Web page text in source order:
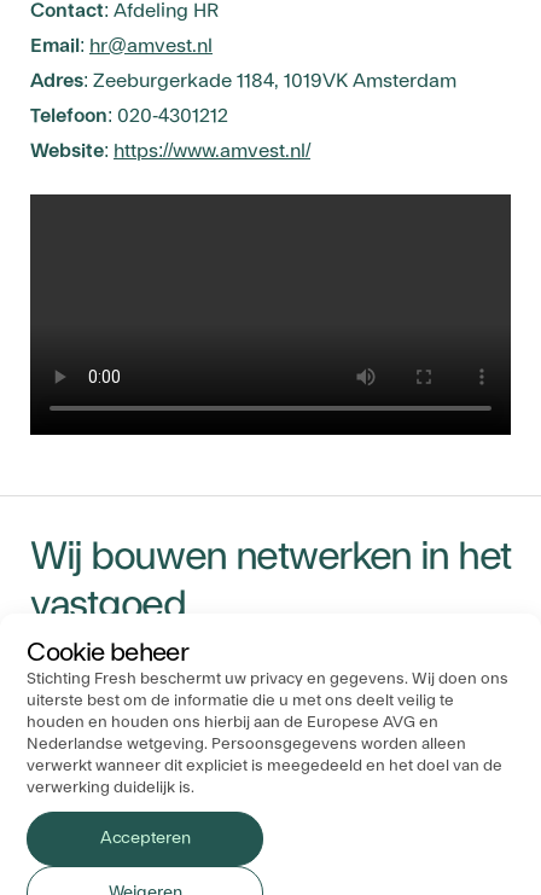
Cookie beheer
Stichting Fresh beschermt uw privacy en gegevens. Wij doen ons
uiterste best om de informatie die u met ons deelt veilig te
houden en houden ons hierbij aan de Europese AVG en
Nederlandse wetgeving. Persoonsgegevens worden alleen
verwerkt wanneer dit expliciet is meegedeeld en het doel van de
verwerking duidelijk is.
Accepteren
Contact: Afdeling HR
Email : hr@amvest.nl
Adres: Zeeburgerkade 1184, 1019VK Amsterdam
Telefoon: 020-4301212
Website: https://www.amvest.nl/
Wij bouwen netwerken in het
vastgoed
Navigatie
Evenementen
Bedrijven
Over ons
Ons Kantoor
Stichting FRESH
P.O. Box 19183
3501 DD Utrecht
Socials